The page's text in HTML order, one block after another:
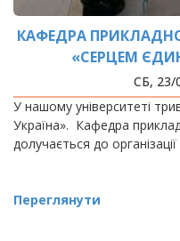
КАФЕДРА
«СЕРЦЕМ
СБ, 23/
У нашому університеті
Україна». Кафедра
долучається до
Переглянути